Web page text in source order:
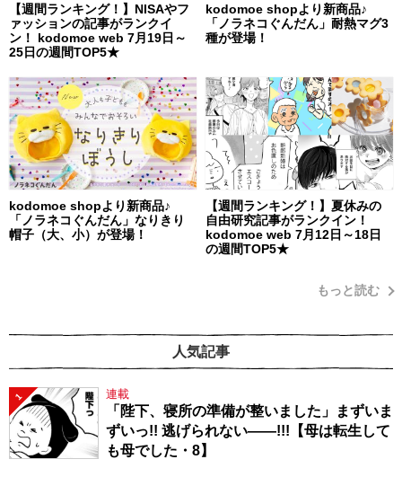
【週間ランキング！】NISAやフ
ァッションの記事がランクイ
ン！ kodomoe web 7月19日～
25日の週間TOP5★
kodomoe shopより新商品♪
「ノラネコぐんだん」耐熱マグ3
種が登場！
kodomoe shopより新商品♪
「ノラネコぐんだん」なりきり
帽子（大、小）が登場！
【週間ランキング！】夏休みの
自由研究記事がランクイン！
kodomoe web 7月12日～18日
の週間TOP5★
もっと読む
人気記事
1 連載
「陛下、寝所の準備が整いました」まずいま
ずいっ!! 逃げられない――!!!【母は転生して
も母でした・8】